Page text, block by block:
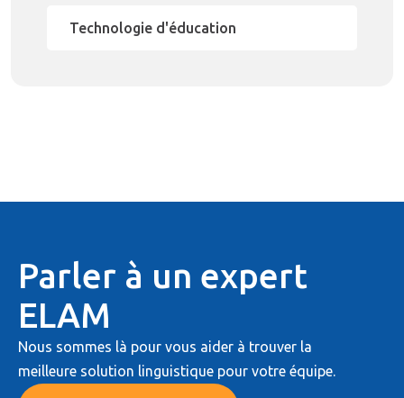
Technologie d'éducation
Parler à un expert
ELAM
Nous sommes là pour vous aider à trouver la
meilleure solution linguistique pour votre équipe.